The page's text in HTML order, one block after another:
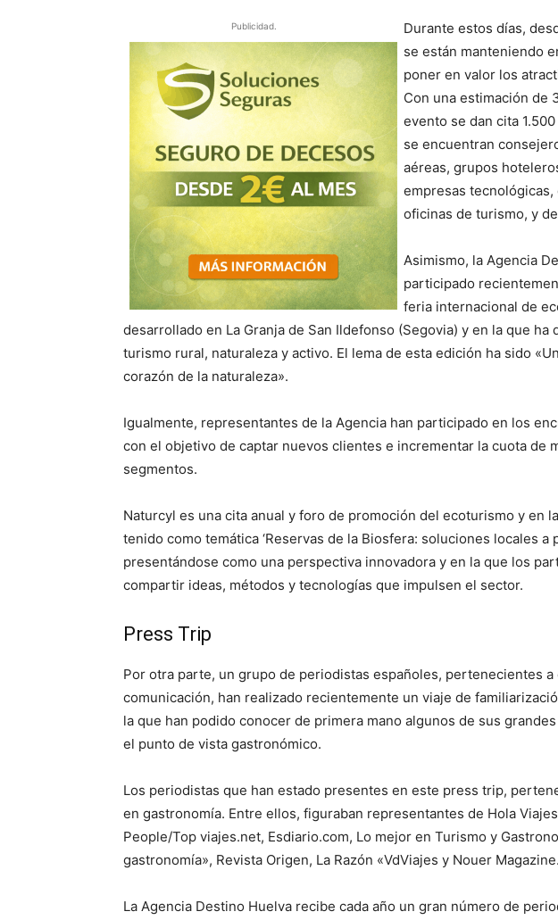
Publicidad.
Durante estos días,
se están manteniendo
poner en valor los
Con una estimación de
evento se dan cita
se encuentran
aéreas, grupos
empresas
oficinas de turismo, y
Asimismo, la Agencia
participado
feria internacional de
desarrollado en La Granja de San Ildefonso (Segovia) y en la que ha
turismo rural, naturaleza y activo. El lema de esta edición ha sido
corazón de la naturaleza».
Igualmente, representantes de la Agencia han participado en los
con el objetivo de captar nuevos clientes e incrementar la cuota de
segmentos.
Naturcyl es una cita anual y foro de promoción del ecoturismo y en
tenido como temática ‘Reservas de la Biosfera: soluciones locales a
presentándose como una perspectiva innovadora y en la que los
compartir ideas, métodos y tecnologías que impulsen el sector.
Press Trip
Por otra parte, un grupo de periodistas españoles, pertenecientes
comunicación, han realizado recientemente un viaje de
la que han podido conocer de primera mano algunos de sus
el punto de vista gastronómico.
Los periodistas que han estado presentes en este press trip,
en gastronomía. Entre ellos, figuraban representantes de Hola
People/Top viajes.net, Esdiario.com, Lo mejor en Turismo y
gastronomía», Revista Origen, La Razón «VdViajes y Nouer Magazine.
La Agencia Destino Huelva recibe cada año un gran número de